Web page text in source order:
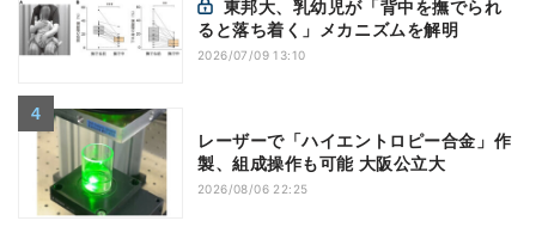
ると落ち着く」メカニズムを解明
2026/07/09 13:10
レーザーで「ハイエントロピー合金」作
製、組成操作も可能 大阪公立大
2026/08/06 22:25